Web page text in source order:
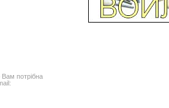
Вам потрібна